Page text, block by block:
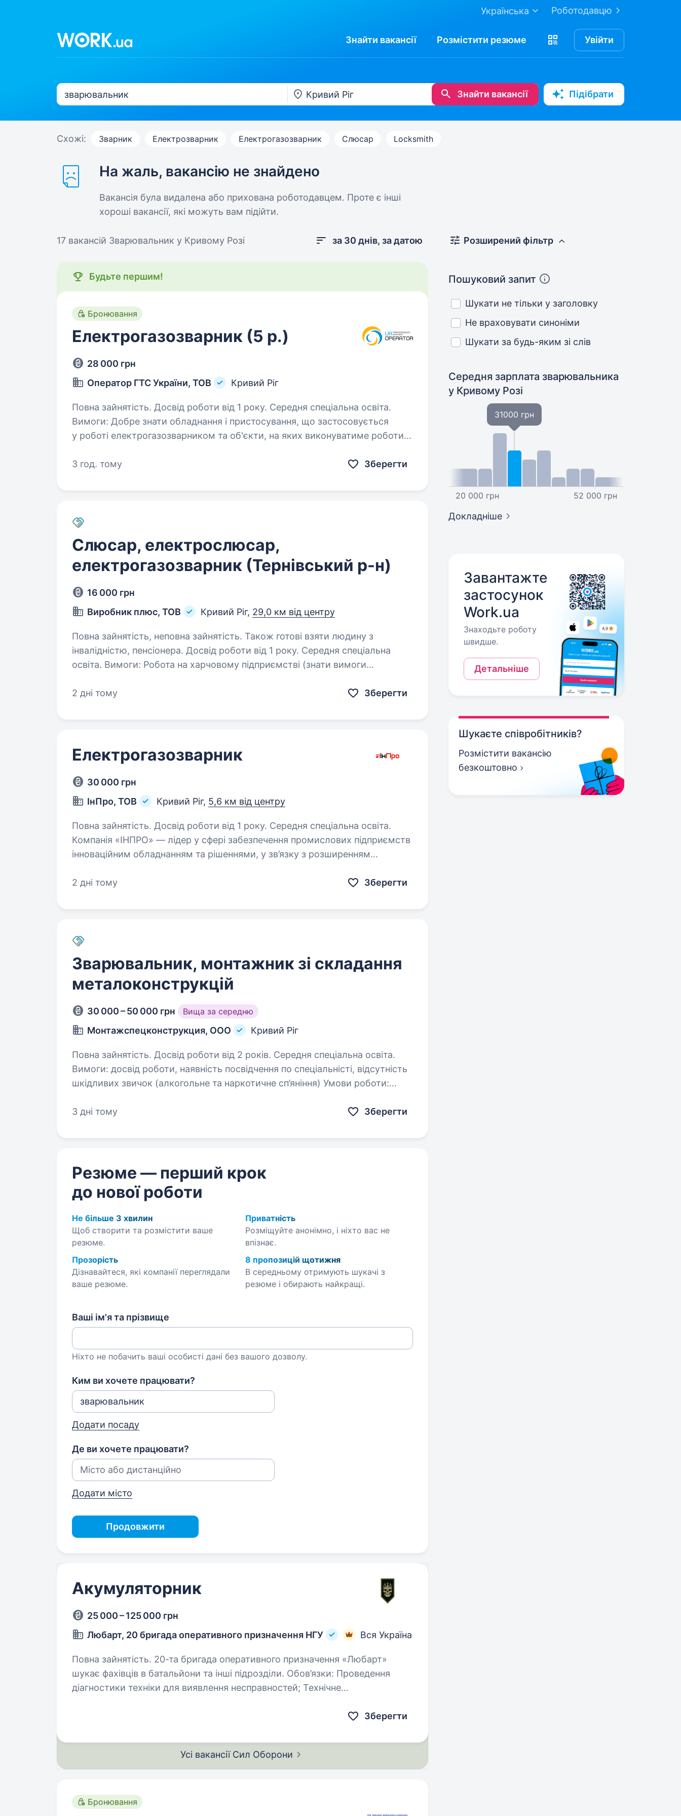
Роботодавцю
Українська
Знайти вакансії Розмістити резюме Увійти
Знайти вакансії Підібрати
Схожі: Зварник Електрозварник Електрогазозварник Слюсар Locksmith
На жаль, вакансію не знайдено
Вакансія була видалена або прихована роботодавцем. Проте є інші
хороші вакансії, які можуть вам підійти.
17 вакансій Зварювальник у Кривому Розі за 30 днів, за датою
Будьте першим!
Бронювання
Електрогазозварник (5 р.)
28 000 грн
Оператор ГТС України, ТОВ
Кривий Ріг
Повна зайнятість. Досвід роботи від 1 року. Середня спеціальна освіта.
Вимоги: Добре знати обладнання і пристосування, що застосовується
у роботі електрогазозварником та об'єкти, на яких виконуватиме роботи і
3 год. тому
Зберегти
Слюсар, електрослюсар,
електрогазозварник (Тернівський р-н)
16 000 грн
Виробник плюс, ТОВ
Кривий Ріг, 29,0 км від центру
Повна зайнятість, неповна зайнятість. Також готові взяти людину з
інвалідністю, пенсіонера. Досвід роботи від 1 року. Середня спеціальна
освіта. Вимоги: Робота на харчовому підприємстві (знати вимоги
виробничого обладнання. Виконання слюсарних робіт, сантехнічних робіт,
2 дні тому Зберегти
Електрогазозварник
30 000 грн
ІнПро, ТОВ
Кривий Ріг, 5,6 км від центру
Повна зайнятість. Досвід роботи від 1 року. Середня спеціальна освіта.
Компанія «ІНПРО» — лідер у сфері забезпечення промислових підприємств
інноваційним обладнанням та рішеннями, у зв’язку з розширенням
Зварювання…
2 дні тому Зберегти
Зварювальник, монтажник зі складання
металоконструкцій
30 000 – 50 000 грн Вища за середню
Монтажспецконструкция, ООО Кривий Ріг
Повна зайнятість. Досвід роботи від 2 років. Середня спеціальна освіта.
Вимоги: досвід роботи, наявність посвідчення по спеціальністі, відсутність
шкідливих звичок (алкогольне та наркотичне сп’яніння) Умови роботи:
3 дні тому
Зберегти
Резюме — перший крок
до нової роботи
Не більше 3 хвилин
Щоб створити та розмістити ваше
резюме.
Приватність
Розміщуйте анонімно, і ніхто вас не
впізнає.
Прозорість
Дізнавайтеся, які компанії переглядали
ваше резюме.
8 пропозицій щотижня
В середньому отримують шукачі з
резюме і обирають найкращі.
Ваші ім'я та прізвище
Ніхто не побачить ваші особисті дані без вашого дозволу.
Ким ви хочете працювати?
Додати посаду
Де ви хочете працювати?
Додати місто
Продовжити
Акумуляторник
25 000 – 125 000 грн
Любарт, 20 бригада оперативного призначення НГУ
Вся Україна
Повна зайнятість. 20-та бригада оперативного призначення «Любарт»
шукає фахівців в батальйони та інші підрозділи. Обов’язки: Проведення
діагностики техніки для виявлення несправностей; Технічне
Зберегти
Усі вакансії Сил Оборони
Бронювання
Розширений фільтр
Пошуковий запит
Шукати не тільки у заголовку
Не враховувати синоніми
Шукати за будь-яким зі слів
Середня зарплата зварювальника
у Кривому Розі
20 000 грн
31000 грн
52 000 грн
Докладніше
Завантажте
застосунок
Work.ua
Знаходьте роботу
швидше.
Детальніше
Шукаєте співробітників?
Розмістити вакансію
безкоштовно